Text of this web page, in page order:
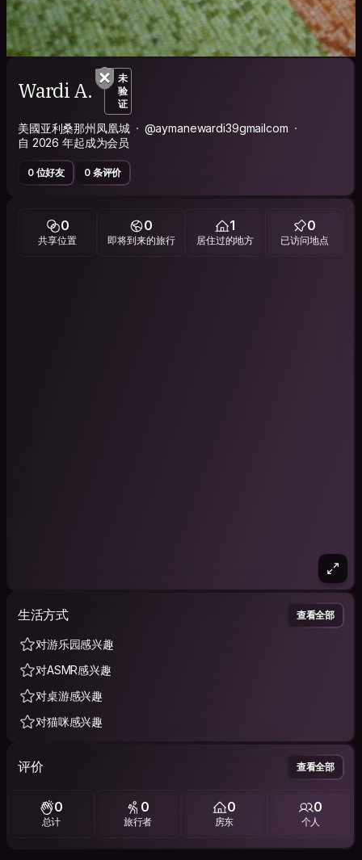
Wardi A.
未
验
证
美國亚利桑那州凤凰城
@aymanewardi39gmailcom
自 2026 年起成为会员
0 位好友 0 条评价
0
共享位置
0
即将到来的旅行
1
居住过的地方
0
已访问地点
生活方式 查看全部
对游乐园感兴趣
对ASMR感兴趣
对桌游感兴趣
对猫咪感兴趣
评价 查看全部
0
总计
0
旅行者
0
房东
0
个人